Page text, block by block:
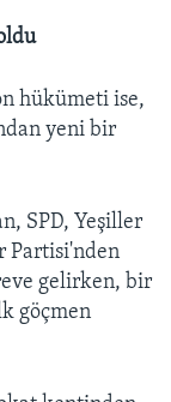
hükümeti ise,
yeni bir
SPD, Yeşiller
Partisi'nden
gelirken, bir
göçmen